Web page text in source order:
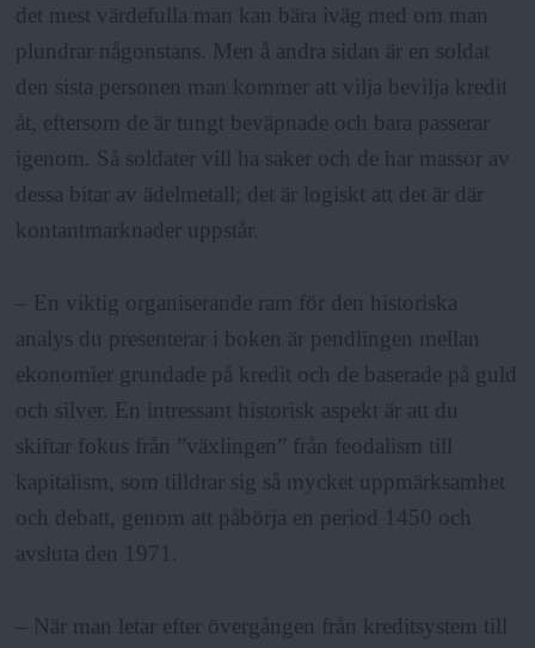
det mest värdefulla man kan bära iväg med om man
plundrar någonstans. Men å andra sidan är en soldat
den sista personen man kommer att vilja bevilja kredit
åt, eftersom de är tungt beväpnade och bara passerar
igenom. Så soldater vill ha saker och de har massor av
dessa bitar av ädelmetall; det är logiskt att det är där
kontantmarknader uppstår.
– En viktig organiserande ram för den historiska
analys du presenterar i boken är pendlingen mellan
ekonomier grundade på kredit och de baserade på guld
och silver. En intressant historisk aspekt är att du
skiftar fokus från ”växlingen” från feodalism till
kapitalism, som tilldrar sig så mycket uppmärksamhet
och debatt, genom att påbörja en period 1450 och
avsluta den 1971.
– När man letar efter övergången från kreditsystem till